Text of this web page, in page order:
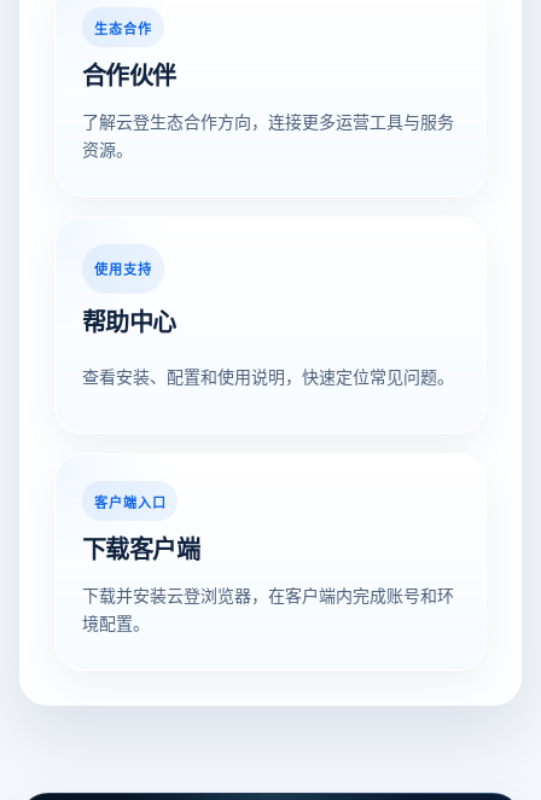
生态合作
合作伙伴
了解云登生态合作方向，连接更多运营工具与服务
资源。
使用支持
帮助中心
查看安装、配置和使用说明，快速定位常见问题。
客户端入口
下载客户端
下载并安装云登浏览器，在客户端内完成账号和环
境配置。